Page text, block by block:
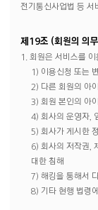
전기통신사업법 등 서
제19조 (회원의 의
1. 회원은 서비스를
1) 이용신청 또는
2) 다른 회원의 아
3) 회원 본인의 아
4) 회사의 운영자,
5) 회사가 게시한
6) 회사의 저작권,
대한 침해
7) 해킹을 통해서
8) 기타 현행 법령